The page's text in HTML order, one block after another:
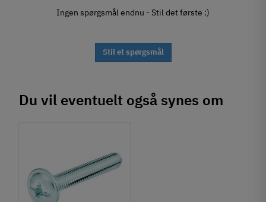
Ingen spørgsmål endnu - Stil det første :)
Stil et spørgsmål
Du vil eventuelt også synes om